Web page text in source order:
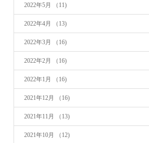
2022年5月 （11)
2022年4月 （13)
2022年3月 （16)
2022年2月 （16)
2022年1月 （16)
2021年12月 （16)
2021年11月 （13)
2021年10月 （12)